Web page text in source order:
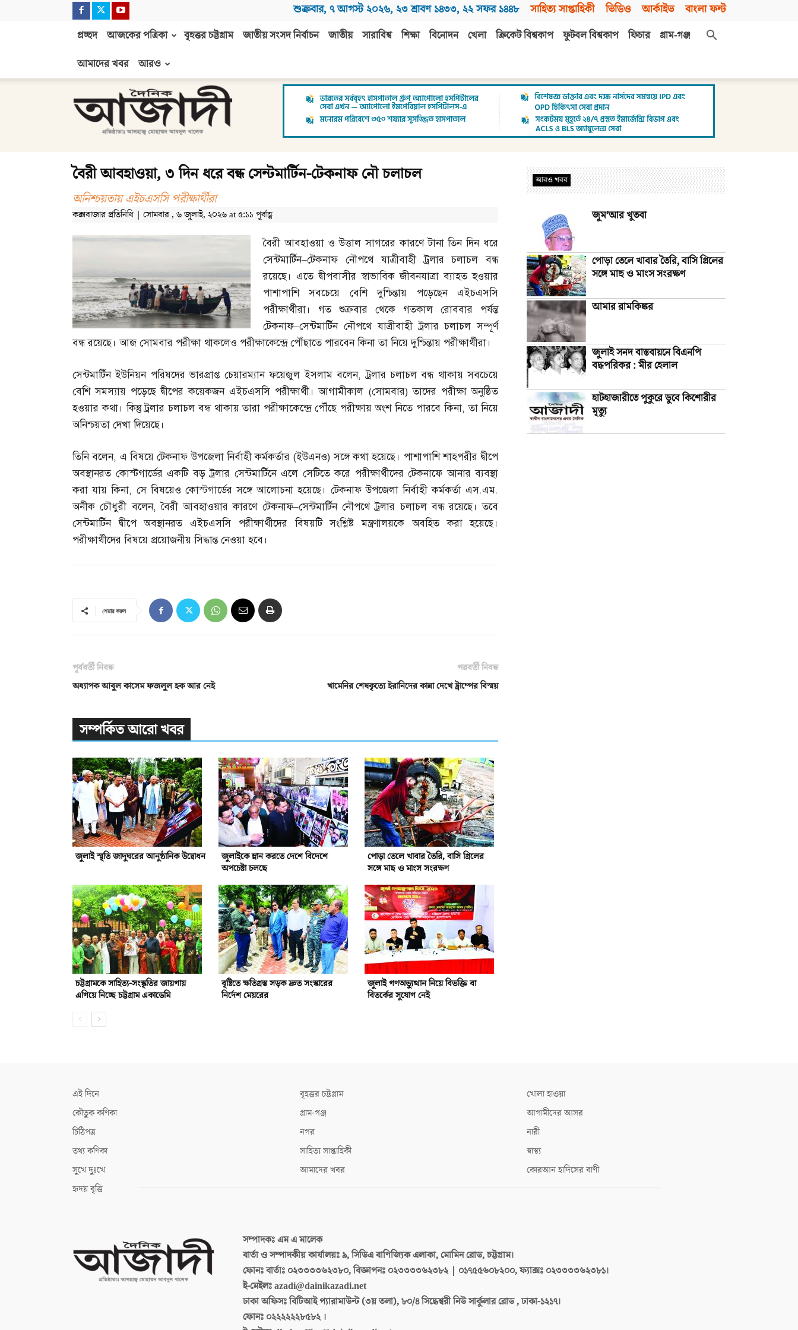
শুক্রবার, ৭ আগস্ট ২০২৬, ২৩ শ্রাবণ ১৪৩৩, ২২ সফর ১৪৪৮ সাহিত্য সাপ্তাহিকী ভিডিও আর্কাইভ বাংলা ফন্ট
প্রচ্ছদ আজকের পত্রিকা বৃহত্তর চট্টগ্রাম জাতীয় সংসদ নির্বাচন জাতীয় সারাবিশ্ব শিক্ষা বিনোদন খেলা ক্রিকেট বিশ্বকাপ ফুটবল বিশ্বকাপ ফিচার
গ্রাম-গঞ্জ
আমাদের খবর
আরও
আজাদী
বৈরী আবহাওয়া, ৩ দিন ধরে বন্ধ সেন্টমার্টিন-টেকনাফ নৌ চলাচল
অনিশ্চয়তায় এইচএসসি পরীক্ষার্থীরা
কক্সবাজার প্রতিনিধি | সোমবার , ৬ জুলাই, ২০২৬ at ৫:১১ পূর্বাহ্ণ
বৈরী আবহাওয়া ও উত্তাল সাগরের কারণে টানা তিন দিন ধরে
সেন্টমার্টিন–টেকনাফ নৌপথে যাত্রীবাহী ট্রলার চলাচল বন্ধ
রয়েছে। এতে দ্বীপবাসীর স্বাভাবিক জীবনযাত্রা ব্যাহত হওয়ার
পাশাপাশি সবচেয়ে বেশি দুশ্চিন্তায় পড়েছেন এইচএসসি
পরীক্ষার্থীরা। গত শুক্রবার থেকে গতকাল রোববার পর্যন্ত
টেকনাফ–সেন্টমার্টিন নৌপথে যাত্রীবাহী ট্রলার চলাচল সম্পূর্ণ
বন্ধ রয়েছে। আজ সোমবার পরীক্ষা থাকলেও পরীক্ষাকেন্দ্রে পৌঁছাতে পারবেন কিনা তা নিয়ে দুশ্চিন্তায় পরীক্ষার্থীরা।
সেন্টমার্টিন ইউনিয়ন পরিষদের ভারপ্রাপ্ত চেয়ারম্যান ফয়েজুল ইসলাম বলেন,ট্রলার চলাচল বন্ধ থাকায় সবচেয়ে
বেশি সমস্যায় পড়েছে দ্বীপের কয়েকজন এইচএসসি পরীক্ষার্থী। আগামীকাল (সোমবার)তাদের পরীক্ষা অনুষ্ঠিত
হওয়ার কথা। কিন্তু ট্রলার চলাচল বন্ধ থাকায় তারা পরীক্ষাকেন্দ্রে পৌঁছে পরীক্ষায় অংশ নিতে পারবে কিনা,তা নিয়ে
অনিশ্চয়তা দেখা দিয়েছে।
তিনি বলেন, এ বিষয়ে টেকনাফ উপজেলা নির্বাহী কর্মকর্তার (ইউএনও)সঙ্গে কথা হয়েছে। পাশাপাশি শাহপরীর দ্বীপে
অবস্থানরত কোস্টগার্ডের একটি বড় ট্রলার সেন্টমার্টিনে এলে সেটিতে করে পরীক্ষার্থীদের টেকনাফে আনার ব্যবস্থা
করা যায় কিনা, সে বিষয়েও কোস্টগার্ডের সঙ্গে আলোচনা হয়েছে। টেকনাফ উপজেলা নির্বাহী কর্মকর্তা এস.এম.
অনীক চৌধুরী বলেন,বৈরী আবহাওয়ার কারণে টেকনাফ–সেন্টমার্টিন নৌপথে ট্রলার চলাচল বন্ধ রয়েছে। তবে
সেন্টমার্টিন দ্বীপে অবস্থানরত এইচএসসি পরীক্ষার্থীদের বিষয়টি সংশ্লিষ্ট মন্ত্রণালয়কে অবহিত করা হয়েছে।
পরীক্ষার্থীদের বিষয়ে প্রয়োজনীয় সিদ্ধান্ত নেওয়া হবে।
শেয়ার করুন
পূর্ববর্তী নিবন্ধ
অধ্যাপক আবুল কাসেম ফজলুল হক আর নেই
পরবর্তী নিবন্ধ
খামেনির শেষকৃত্যে ইরানিদের কান্না দেখে ট্রাম্পের বিস্ময়
সম্পর্কিত আরো খবর
জুলাই স্মৃতি জাদুঘরের আনুষ্ঠানিক উদ্বোধন
জুলাইকে ম্লান করতে দেশে বিদেশে
অপচেষ্টা চলছে
পোড়া তেলে খাবার তৈরি, বাসি গ্রিলের
সঙ্গে মাছ ও মাংস সংরক্ষণ
চট্টগ্রামকে সাহিত্য-সংস্কৃতির জায়গায়
এগিয়ে নিচ্ছে চট্টগ্রাম একাডেমি
বৃষ্টিতে ক্ষতিগ্রস্ত সড়ক দ্রুত সংস্কারের
নির্দেশ মেয়রের
জুলাই গণঅভ্যুত্থান নিয়ে বিভক্তি বা
বিতর্কের সুযোগ নেই
আরও খবর
জুম’আর খুতবা
পোড়া তেলে খাবার তৈরি, বাসি গ্রিলের
সঙ্গে মাছ ও মাংস সংরক্ষণ
আমার রামকিঙ্কর
জুলাই সনদ বাস্তবায়নে বিএনপি
বদ্ধপরিকর : মীর হেলাল
হাটহাজারীতে পুকুরে ডুবে কিশোরীর
মৃত্যু
এই দিনে
কৌতুক কণিকা
চিঠিপত্র
তথ্য কণিকা
সুখে দুঃখে
হৃদয় বৃত্তি
বৃহত্তর চট্টগ্রাম
গ্রাম-গঞ্জ
নগর
সাহিত্য সাপ্তাহিকী
আমাদের খবর
খোলা হাওয়া
আগামীদের আসর
নারী
স্বাস্থ্য
কোরআন হাদিসের বাণী
সম্পাদকঃএম এ মালেক
বার্তা ও সম্পাদকীয় কার্যালয়ঃ৯, সিডিএ বাণিজ্যিক এলাকা, মোমিন রোড, চট্টগ্রাম।
ফোনঃ বার্তাঃ ০২৩৩৩৩৬২৩৮০, বিজ্ঞাপনঃ ০২৩৩৩৩৬২৩৮২ | ০১৭৫৫৬০৮২০০, ফ্যাক্সঃ ০২৩৩৩৩৬২৩৮১।
ই-মেইলঃazadi@dainikazadi.net
ঢাকা অফিসঃবিটিআই প্যারামাউন্ট (৩য় তলা), ৮০/৪ সিদ্ধেশ্বরী নিউ সার্কুলার রোড , ঢাকা-১২১৭।
ফোনঃ ০২২২২২২৮৫৮২ ।